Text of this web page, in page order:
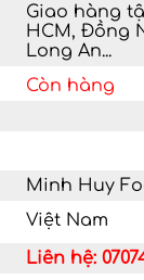
Giao hàng
HCM, Đồng
Long An...
Còn hàng
Minh Huy
Việt Nam
Liên hệ: